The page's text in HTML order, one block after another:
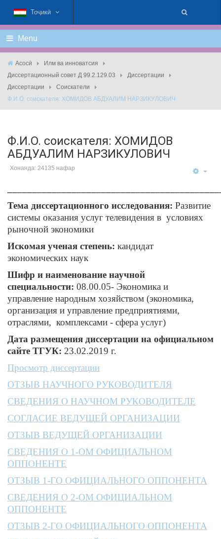
Тоҷикӣ
Menu
Асосӣ
Илм ва инноватсия
Диссертационный совет Д 99.2.129.03
Диссертации
Диссертации
Соискатели
Ф.И.О. соискателя: ХОМИДОВ АБДУАЛИМ НАРЗИКУЛОВИЧ
Ф.И.О. соискателя: ХОМИДОВ
АБДУАЛИМ НАРЗИКУЛОВИЧ
Хонанда: 24135 нафар
Тема диссертационного исследования: Развитие
системы оказания услуг телевидения в условиях
рыночной экономики
Искомая ученая степень: кандидат
экономических наук
Шифр и наименование научной
специальности: 08.00.05- Экономика и
управление народным хозяйством (экономика,
организация и управление предприятиями,
отраслями, комплексами - сфера услуг)
Дата размещения диссертации на официальном
сайте ТГУК: 23.02.2019 г.
Просмотр диссертации
ОТЗЫВ НАУЧНОГО РУКОВОДИТЕЛЯ
СВЕДЕНИЯ О НАУЧНОМ РУКОВОДИТЕЛЕ
СОГЛАСИЕ ВЕДУЩЕЙ ОРГАНИЗАЦИИ
ОТЗЫВ ВЕДУЩЕЙ ОРГАНИЗАЦИИ
СВЕДЕНИЯ О 1-ОМ ОФИЦИАЛЬНОМ
ОППОНЕНТЕ
ОТЗЫВ 1-ГО ОФИЦИАЛЬНОГО ОППОНЕНТА
СВЕДЕНИЯ О 2-ОМ ОФИЦИАЛЬНОМ
ОППОНЕНТЕ
ОТЗЫВ 2-ГО ОФИЦИАЛЬНОГО ОППОНЕНТА